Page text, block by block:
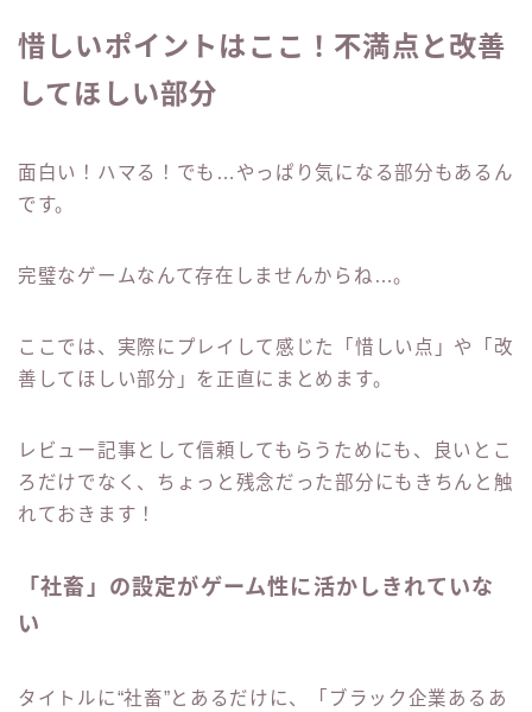
惜しいポイントはここ！不満点と改善
してほしい部分
面白い！ハマる！でも…やっぱり気になる部分もあるん
です。
完璧なゲームなんて存在しませんからね…。
ここでは、実際にプレイして感じた「惜しい点」や「改
善してほしい部分」を正直にまとめます。
レビュー記事として信頼してもらうためにも、良いとこ
ろだけでなく、ちょっと残念だった部分にもきちんと触
れておきます！
「社畜」の設定がゲーム性に活かしきれていな
い
タイトルに“社畜”とあるだけに、「ブラック企業あるあ